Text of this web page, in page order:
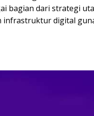
bagian dari strategi
infrastruktur digital